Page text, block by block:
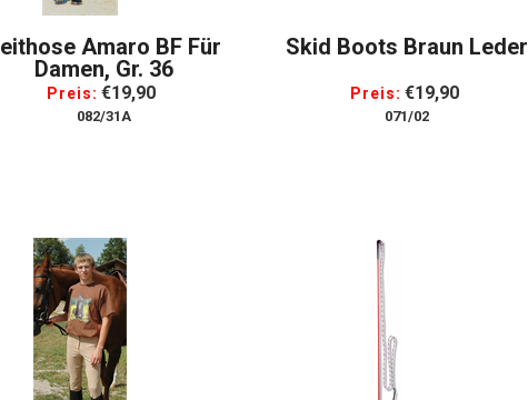
Amaro BF Für
Damen, Gr. 36
Preis: €19,90
082/31A
Skid Boots Braun Leder
Preis: €19,90
071/02